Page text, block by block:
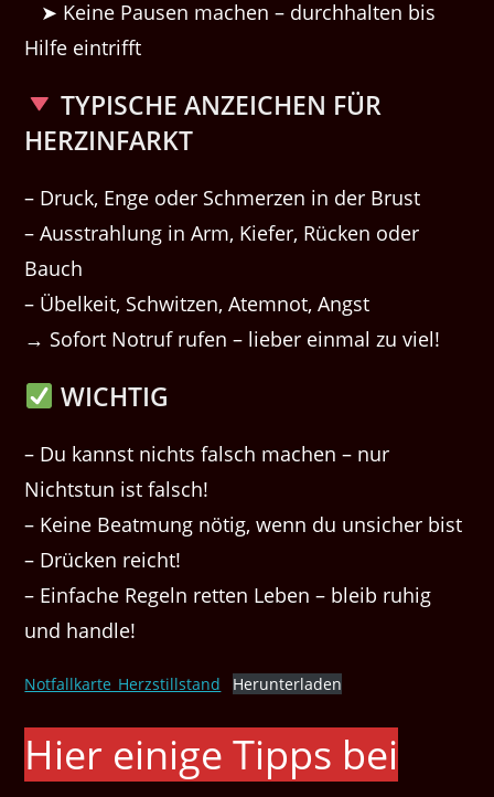
➤ Keine Pausen machen – durchhalten bis
Hilfe eintrifft
TYPISCHE ANZEICHEN FÜR
HERZINFARKT
– Druck, Enge oder Schmerzen in der Brust
– Ausstrahlung in Arm, Kiefer, Rücken oder
Bauch
– Übelkeit, Schwitzen, Atemnot, Angst
→ Sofort Notruf rufen – lieber einmal zu viel!
WICHTIG
– Du kannst nichts falsch machen – nur
Nichtstun ist falsch!
– Keine Beatmung nötig, wenn du unsicher bist
– Drücken reicht!
– Einfache Regeln retten Leben – bleib ruhig
und handle!
Notfallkarte_Herzstillstand Herunterladen
Hier einige Tipps bei